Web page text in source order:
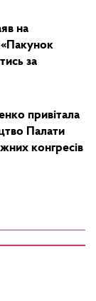
на
за
привітала
Палати
конгресів